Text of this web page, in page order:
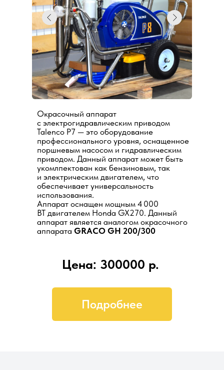
Окрасочный аппарат
с электрогидравлическим приводом
Talenco P7 — это оборудование
профессионального уровня, оснащенное
поршневым насосом и гидравлическим
приводом. Данный аппарат может быть
укомлпектован как бензиновым, так
и электрическим двигателем, что
обеспечивает универсальность
использования.
Аппарат оснащен мощным 4 000
ВТ двигателем Honda GX270. Данный
аппарат является аналогом окрасочного
аппарата GRACO GH 200/300
Цена: 300000 р.
Подробнее